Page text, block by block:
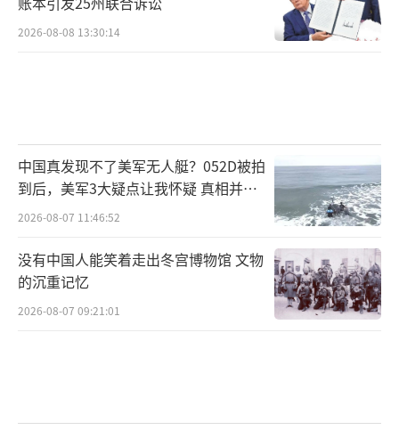
2026-08-08 13:30:14
中国真发现不了美军无人艇？052D被拍
到后，美军3大疑点让我怀疑 真相并非
如此
2026-08-07 11:46:52
没有中国人能笑着走出冬宫博物馆 文物
的沉重记忆
2026-08-07 09:21:01